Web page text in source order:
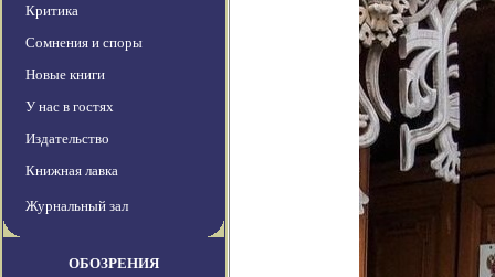
Критика
Сомнения и споры
Новые книги
У нас в гостях
Издательство
Книжная лавка
Журнальный зал
ОБОЗРЕНИЯ